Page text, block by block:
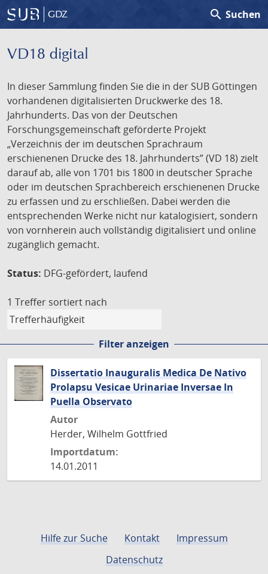
GDZ search Suchen
VD18 digital
In dieser Sammlung finden Sie die in der SUB Göttingen
vorhandenen digitalisierten Druckwerke des 18.
Jahrhunderts. Das von der Deutschen
Forschungsgemeinschaft geförderte Projekt
„Verzeichnis der im deutschen Sprachraum
erschienenen Drucke des 18. Jahrhunderts” (VD 18) zielt
darauf ab, alle von 1701 bis 1800 in deutscher Sprache
oder im deutschen Sprachbereich erschienenen Drucke
zu erfassen und zu erschließen. Dabei werden die
entsprechenden Werke nicht nur katalogisiert, sondern
von vornherein auch vollständig digitalisiert und online
zugänglich gemacht.
Status: DFG-gefördert, laufend
1 Treffer sortiert nach
Filter anzeigen
Dissertatio Inauguralis Medica De Nativo
Prolapsu Vesicae Urinariae Inversae In
Puella Observato
Autor
Herder, Wilhelm Gottfried
Importdatum:
14.01.2011
Hilfe zur Suche Kontakt
Impressum
Datenschutz